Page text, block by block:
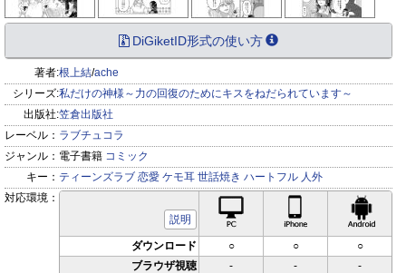
DiGiketID形式の使い方
著者:根上結/ache
シリーズ:私だけの神様～力の回復のためにキスをねだられています～
出版社:笠倉出版社
レーベル： ラブチュコラ
ジャンル： 電子書籍 コミック
キー： ティーンズラブ 恋愛 ケモ耳 世話焼き ハートフル 人外
対応環境：
説明
iPhone対応
ダウンロード ○ ○
○
ブラウザ視聴
- -
-